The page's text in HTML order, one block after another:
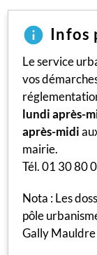
Infos
Le service
vos
lundi après-
après-midi
mairie.
Tél. 01 30 80
Nota : Les
pôle
Gally Mauldre